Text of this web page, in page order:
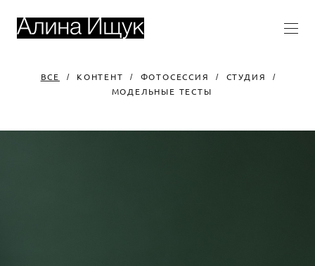
ВСЕ КОНТЕНТ ФОТОСЕССИЯ
СТУДИЯ
МОДЕЛЬНЫЕ ТЕСТЫ